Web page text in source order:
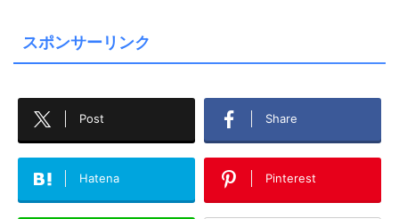
スポンサーリンク
Post Share
Hatena Pinterest